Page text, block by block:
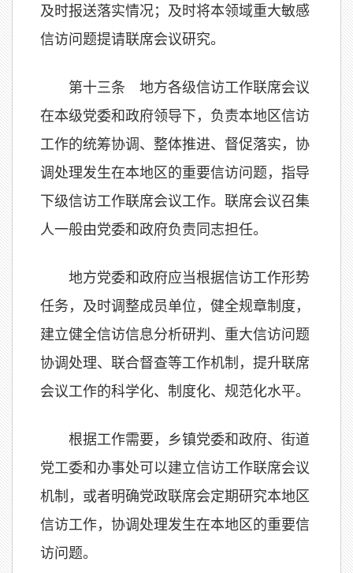
及时报送落实情况；及时将本领域重大敏感
信访问题提请联席会议研究。
第十三条 地方各级信访工作联席会议
在本级党委和政府领导下，负责本地区信访
工作的统筹协调、整体推进、督促落实，协
调处理发生在本地区的重要信访问题，指导
下级信访工作联席会议工作。联席会议召集
人一般由党委和政府负责同志担任。
地方党委和政府应当根据信访工作形势
任务，及时调整成员单位，健全规章制度，
建立健全信访信息分析研判、重大信访问题
协调处理、联合督查等工作机制，提升联席
会议工作的科学化、制度化、规范化水平。
根据工作需要，乡镇党委和政府、街道
党工委和办事处可以建立信访工作联席会议
机制，或者明确党政联席会定期研究本地区
信访工作，协调处理发生在本地区的重要信
访问题。